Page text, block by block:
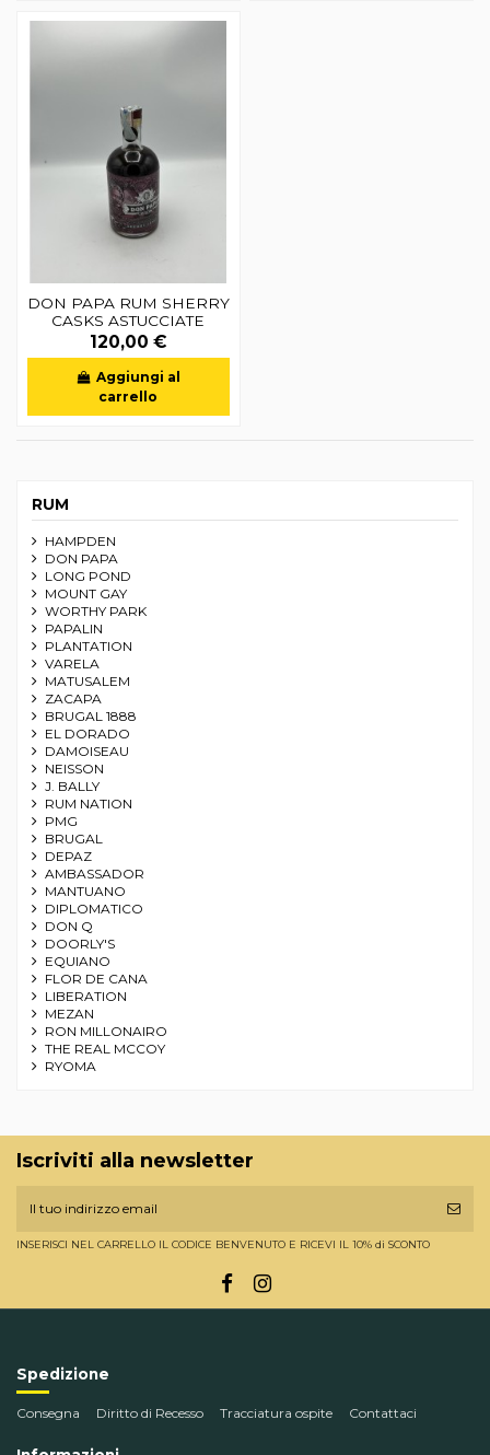
DON PAPA RUM SHERRY
CASKS ASTUCCIATE
120,00 €
Aggiungi al
carrello
RUM
HAMPDEN
DON PAPA
LONG POND
MOUNT GAY
WORTHY PARK
PAPALIN
PLANTATION
VARELA
MATUSALEM
ZACAPA
BRUGAL 1888
EL DORADO
DAMOISEAU
NEISSON
J. BALLY
RUM NATION
PMG
BRUGAL
DEPAZ
AMBASSADOR
MANTUANO
DIPLOMATICO
DON Q
DOORLY'S
EQUIANO
FLOR DE CANA
LIBERATION
MEZAN
RON MILLONAIRO
THE REAL MCCOY
RYOMA
Iscriviti alla newsletter
INSERISCI NEL CARRELLO IL CODICE BENVENUTO E RICEVI IL 10% di SCONTO
Spedizione
Consegna Diritto di Recesso Tracciatura ospite Contattaci